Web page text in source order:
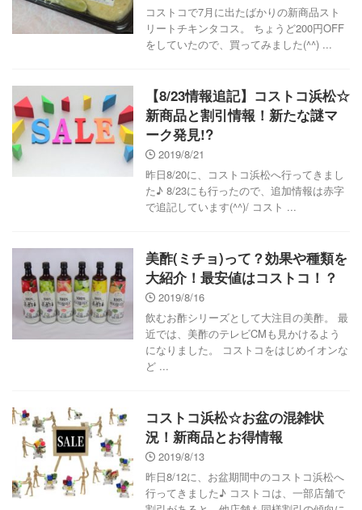
コストコで7月に出たばかりの新商品スト
リートチキンタコス。 ちょうど200円OFF
をしていたので、買ってみました(^^) ...
【8/23情報追記】コストコ浜松☆
新商品と割引情報！新たな謎マ
ーク発見!?
2019/8/21
昨日8/20に、コストコ浜松へ行ってきまし
た♪ 8/23にも行ったので、追加情報は赤字
で追記しています(^^)/ コスト ...
美酢(ミチョ)って？効果や種類を
大紹介！最安値はコストコ！？
2019/8/16
飲むお酢シリーズとして大注目の美酢。 最
近では、美酢のテレビCMも見かけるよう
になりました。 コストコをはじめイオンな
ど ...
コストコ浜松☆お盆の混雑状
況！新商品とお得情報
2019/8/13
昨日8/12に、お盆期間中のコストコ浜松へ
行ってきました♪ コストコは、一部店舗で